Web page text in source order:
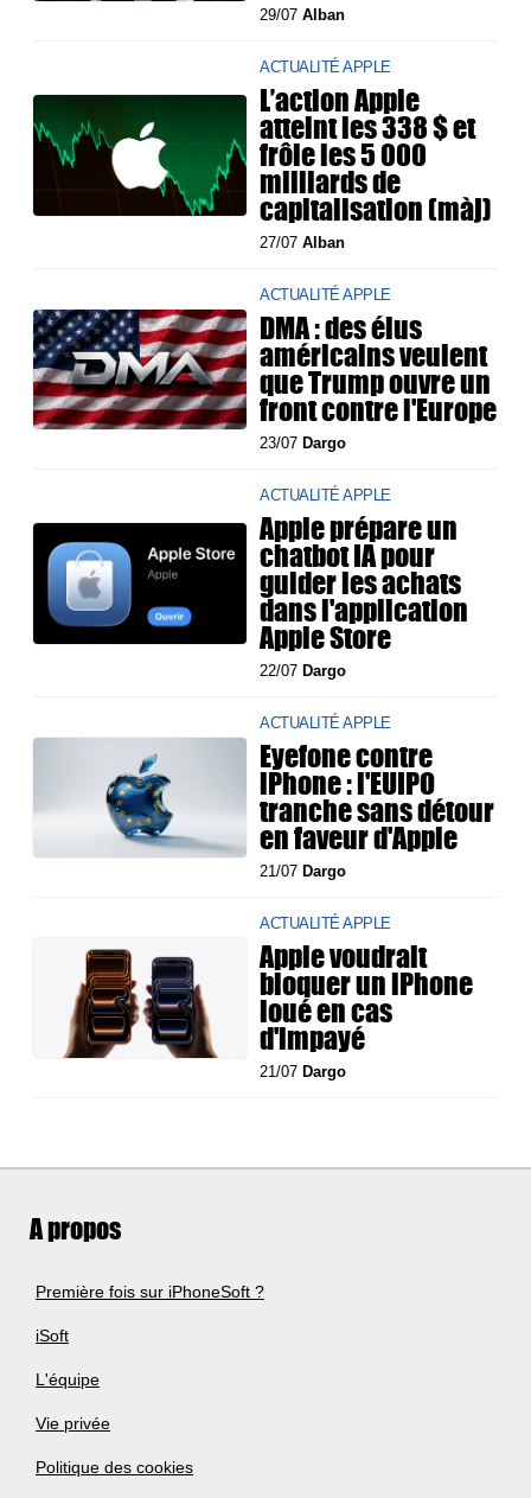
29/07Alban
ACTUALITÉ APPLE
L’action Apple
atteint les 338 $ et
frôle les 5 000
milliards de
capitalisation (màj)
27/07Alban
ACTUALITÉ APPLE
DMA : des élus
américains veulent
que Trump ouvre un
front contre l'Europe
23/07 Dargo
ACTUALITÉ APPLE
Apple prépare un
chatbot IA pour
guider les achats
dans l'application
Apple Store
22/07 Dargo
ACTUALITÉ APPLE
Eyefone contre
iPhone : l'EUIPO
tranche sans détour
en faveur d'Apple
21/07 Dargo
ACTUALITÉ APPLE
Apple voudrait
bloquer un iPhone
loué en cas
d'impayé
21/07 Dargo
A propos
Première fois sur iPhoneSoft ?
iSoft
L'équipe
Vie privée
Politique des cookies